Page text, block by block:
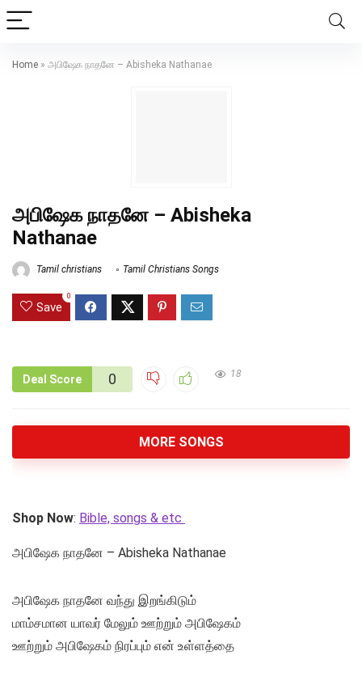
Home » அபிஷேக நாதனே – Abisheka Nathanae
அபிஷேக நாதனே – Abisheka
Nathanae
Tamil christians Tamil Christians Songs
Save
0
Deal Score 0 18
MORE SONGS
Shop Now: Bible, songs & etc
அபிஷேக நாதனே – Abisheka Nathanae
அபிஷேக நாதனே வந்து இறங்கிடும்
மாம்சமான யாவர் மேலும் ஊற்றும் அபிஷேகம்
ஊற்றும் அபிஷேகம் நிரப்பும் என் உள்ளத்தை